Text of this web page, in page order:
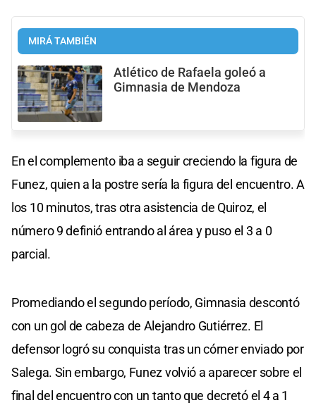
MIRÁ TAMBIÉN
Atlético de Rafaela goleó a
Gimnasia de Mendoza
En el complemento iba a seguir creciendo la figura de
Funez, quien a la postre sería la figura del encuentro. A
los 10 minutos, tras otra asistencia de Quiroz, el
número 9 definió entrando al área y puso el 3 a 0
parcial.
Promediando el segundo período, Gimnasia descontó
con un gol de cabeza de Alejandro Gutiérrez. El
defensor logró su conquista tras un córner enviado por
Salega. Sin embargo, Funez volvió a aparecer sobre el
final del encuentro con un tanto que decretó el 4 a 1